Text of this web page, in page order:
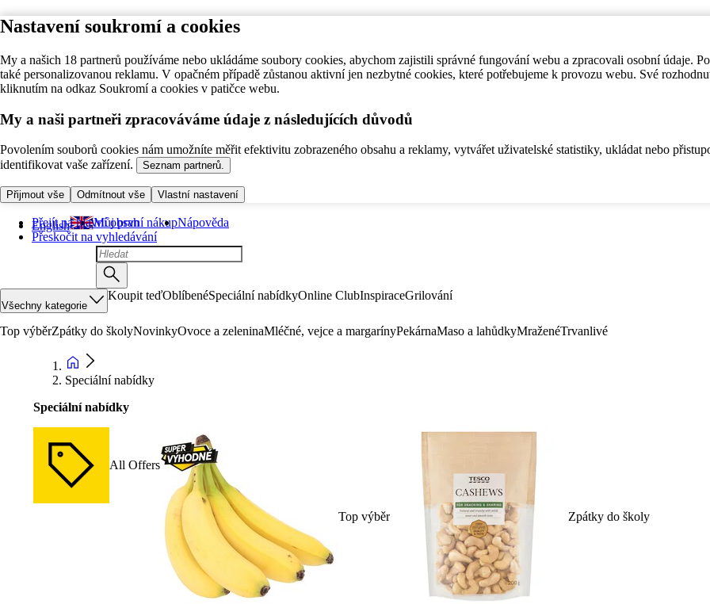
Nastavení soukromí a cookies
My a našich 18 partnerů používáme nebo ukládáme soubory cookies, abychom zajistili správné fungování webu a zpracovali osobní údaje.
také personalizovanou reklamu. V opačném případě zůstanou aktivní jen nezbytné cookies, které potřebujeme k provozu webu. Své
kliknutím na odkaz Soukromí a cookies v patičce webu.
My a naši partneři zpracováváme údaje z následujících důvodů
Povolením souborů cookies nám umožníte měřit efektivitu zobrazeného obsahu a reklamy, vytvářet uživatelské statistiky, ukládat nebo
identifikovat vaše zařízení.
Seznam partnerů.
Přijmout vše Odmítnout vše Vlastní nastavení
Přejít na hlavní obsah
Přeskočit na vyhledávání
English Můj první nákupNápověda
Všechny kategorie
Koupit teďOblíbenéSpeciální nabídkyOnline ClubInspiraceGrilování
Top výběrZpátky do školyNovinkyOvoce a zeleninaMléčné, vejce a margarínyPekárnaMaso a lahůdkyMraženéTrvanlivé
Speciální nabídky
Speciální nabídky
All Offers
Top výběr Zpátky do školy